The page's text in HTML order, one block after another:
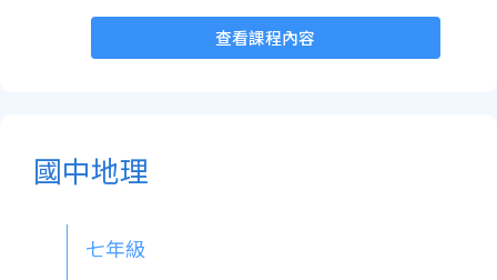
查看課程內容
國中地理
七年級